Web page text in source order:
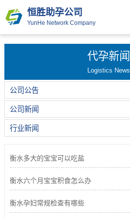
恒胜助孕公司
YunHe Network Company
代孕新闻
Logistics News
公司公告
公司新闻
行业新闻
衡水多大的宝宝可以吃盐
衡水六个月宝宝积食怎么办
衡水孕妇常规检查有哪些